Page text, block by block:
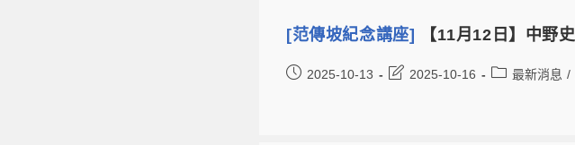
[范傳坡紀念講座] 【11月12日】中
2025-10-13 2025-10-16 最新消息 /